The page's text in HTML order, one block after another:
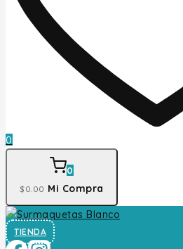
0
0
$0 .00 Mi Compra
TIENDA